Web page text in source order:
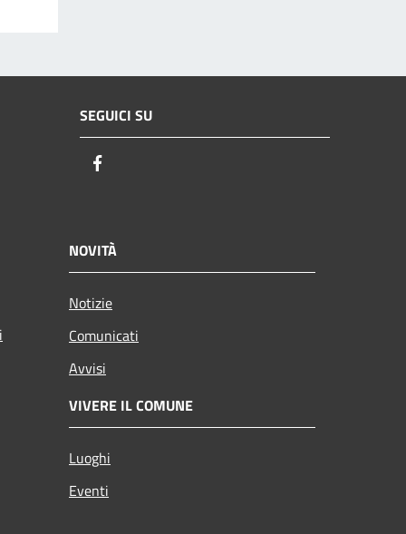
SEGUICI SU
NOVITÀ
Notizie
Comunicati
Avvisi
VIVERE IL COMUNE
Luoghi
Eventi